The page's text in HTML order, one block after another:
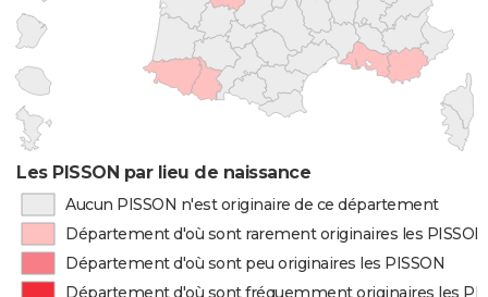
Les PISSON par lieu de naissance
Aucun PISSON n'est originaire de ce département
Département d'où sont rarement originaires les PISSON
Département d'où sont peu originaires les PISSON
Département d'où sont fréquemment originaires les